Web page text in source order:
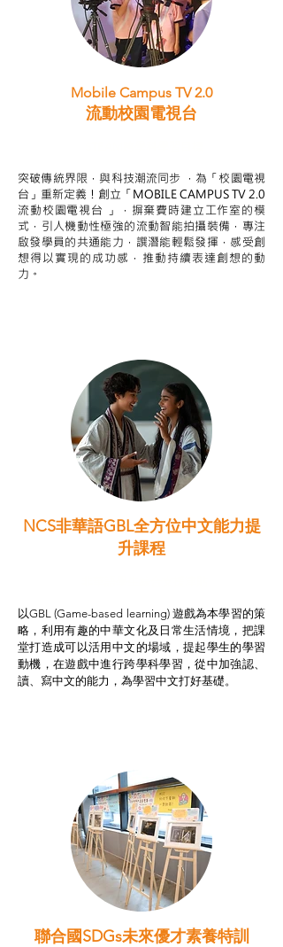
Mobile Campus TV 2.0
流動校園電視台
突破傳統界限，與科技潮流同步 ，為「校園電視
台」重新定義！創立「MOBILE CAMPUS TV 2.0
流動校園電視台 」，摒棄費時建立工作室的模
式，引人機動性極強的流動智能拍攝裝備，專注
啟發學員的共通能力，譔潛能輕鬆發揮，感受創
想得以實現的成功感，推動持續表達創想的動
力。
NCS非華語GBL全方位中文能力提
升課程
以GBL (Game-based learning) 遊戲為本學習的策
略，利用有趣的中華文化及日常生活情境，把課
堂打造成可以活用中文的場域，提起學生的學習
動機，在遊戲中進行跨學科學習，從中加強認、
讀、寫中文的能力，為學習中文打好基礎。
聯合國SDGs未來優才素養特訓